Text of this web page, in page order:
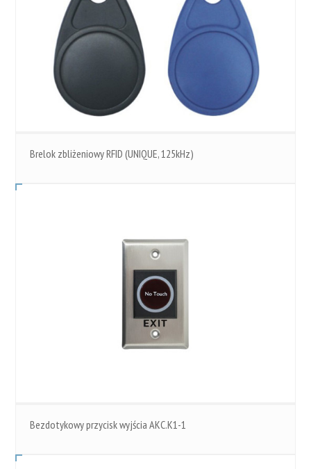
Brelok zbliżeniowy RFID (UNIQUE, 125kHz)
Bezdotykowy przycisk wyjścia AKC.K1-1